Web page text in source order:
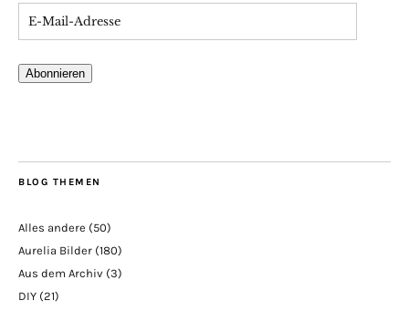
Abonnieren
BLOG THEMEN
Alles andere (50)
Aurelia Bilder (180)
Aus dem Archiv (3)
DIY (21)